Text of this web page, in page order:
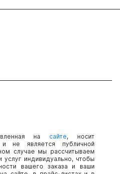
на сайте, носит
и не является публичной
случае мы рассчитываем
индивидуально, чтобы
вашего заказа и ваши